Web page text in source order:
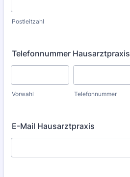
Postleitzahl
Telefonnummer Hausarztpraxis
Vorwahl Telefonnummer
E-Mail Hausarztpraxis